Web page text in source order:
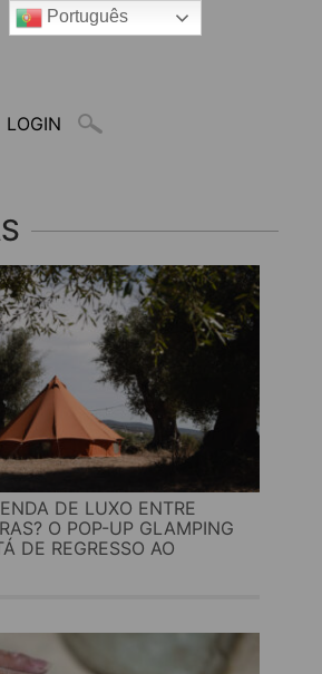
LOGIN
DE LUXO ENTRE
O POP-UP GLAMPING
DE REGRESSO AO
Português